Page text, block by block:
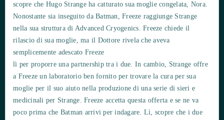
scopre che Hugo Strange ha catturato sua moglie congelata, Nora.
Nonostante sia inseguito da Batman, Freeze raggiunge Strange
nella sua struttura di Advanced Cryogenics. Freeze chiede il
rilascio di sua moglie, ma il Dottore rivela che aveva
semplicemente adescato Freeze
lì per proporre una partnership tra i due. In cambio, Strange offre
a Freeze un laboratorio ben fornito per trovare la cura per sua
moglie per il suo aiuto nella produzione di una serie di sieri e
medicinali per Strange. Freeze accetta questa offerta e se ne va
poco prima che Batman arrivi per indagare. Lì, scopre che i due